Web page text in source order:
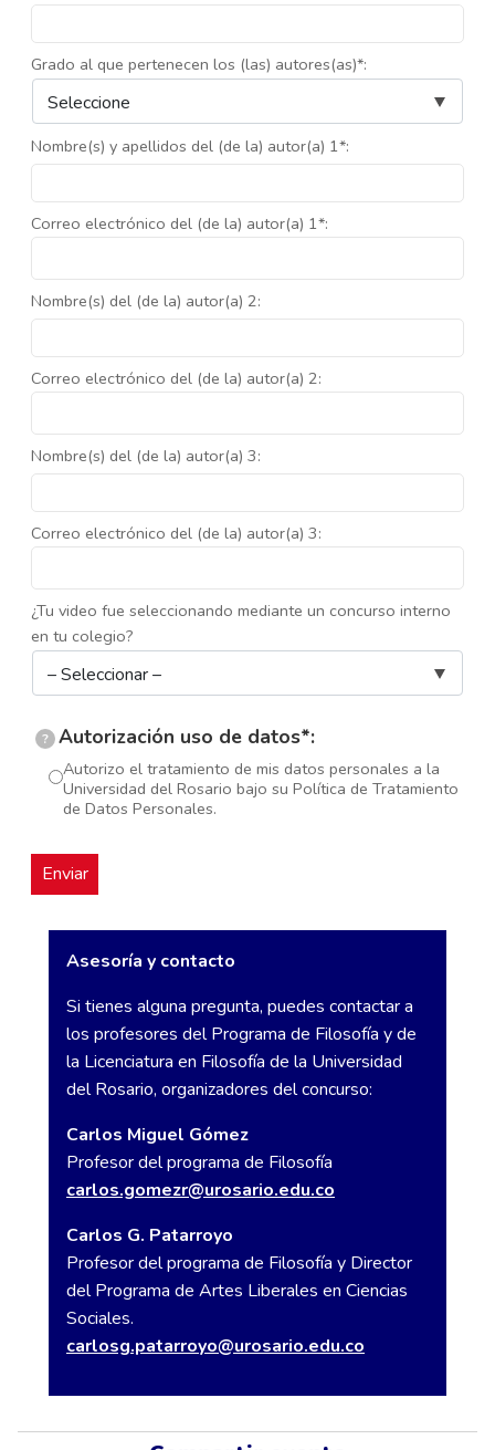
Grado al que pertenecen los (las) autores(as)*:
Nombre(s) y apellidos del (de la) autor(a) 1*:
Correo electrónico del (de la) autor(a) 1*:
Nombre(s) del (de la) autor(a) 2:
Correo electrónico del (de la) autor(a) 2:
Nombre(s) del (de la) autor(a) 3:
Correo electrónico del (de la) autor(a) 3:
¿Tu video fue seleccionando mediante un concurso interno
en tu colegio?
? Autorización uso de datos*:
Autorizo el tratamiento de mis datos personales a la
Universidad del Rosario bajo su Política de Tratamiento
de Datos Personales.
Asesoría y contacto
Si tienes alguna pregunta, puedes contactar a
los profesores del Programa de Filosofía y de
la Licenciatura en Filosofía de la Universidad
del Rosario, organizadores del concurso:
Carlos Miguel Gómez
Profesor del programa de Filosofía
carlos.gomezr@urosario.edu.co
Carlos G. Patarroyo
Profesor del programa de Filosofía y Director
del Programa de Artes Liberales en Ciencias
Sociales.
carlosg.patarroyo@urosario.edu.co